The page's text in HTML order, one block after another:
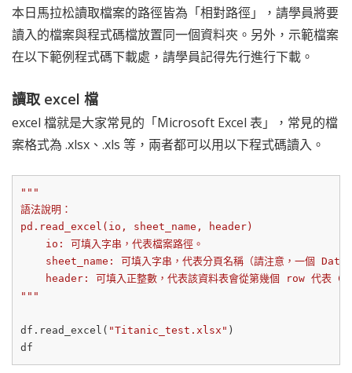
本日馬拉松讀取檔案的路徑皆為「相對路徑」，請學員將要
讀入的檔案與程式碼檔放置同一個資料夾。另外，示範檔案
在以下範例程式碼下載處，請學員記得先行進行下載。
讀取 excel 檔
excel 檔就是大家常見的「Microsoft Excel 表」，常見的檔
案格式為 .xlsx、.xls 等，兩者都可以用以下程式碼讀入。
"""
語法說明：
pd.read_excel(io, sheet_name, header)
    io: 可填入字串，代表檔案路徑。
sheet_name: 可填入字串，代表分頁名稱（請注意，一個
header: 可填入正整數，代表該資料表會從第幾個 row 代表
"""
df.read_excel( "Titanic_test.xlsx" )